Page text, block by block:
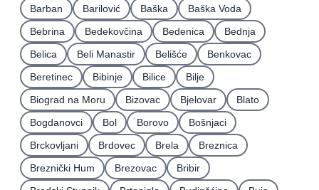
Barban
Barilović Baška
Baška Voda
Bebrina
Bedekovčina Bedenica
Bednja
Belica
Beli Manastir Belišće
Benkovac
Beretinec
Bibinje Bilice
Bilje
Biograd na Moru
Bizovac Bjelovar
Blato
Bogdanovci
Bol Borovo
Bošnjaci
Brckovljani
Brdovec Brela
Breznica
Breznički Hum
Brezovac
Bribir